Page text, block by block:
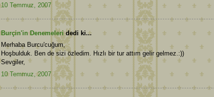
10 Temmuz, 2007
Burçin'in Denemeleridedi ki...
Merhaba Burcu'cuğum,
Hoşbulduk. Ben de sizi özledim. Hızlı bir tur attım gelir gelmez.:))
Sevgiler,
10 Temmuz, 2007